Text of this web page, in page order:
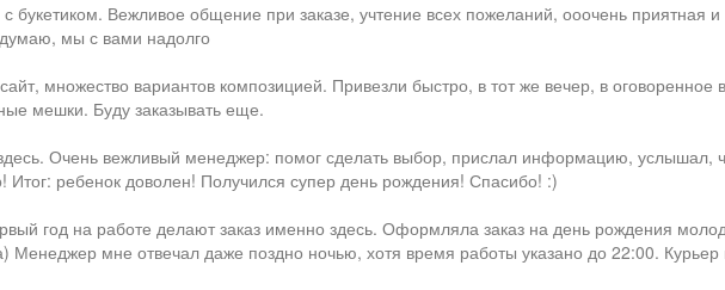
букетиком. Вежливое общение при заказе, учтение всех пожеланий, ооочень приятная
мы с вами надолго
множество вариантов композицией. Привезли быстро, в тот же вечер, в
мешки. Буду заказывать еще.
Очень вежливый менеджер: помог сделать выбор, прислал информацию, услышал,
ребенок доволен! Получился супер день рождения! Спасибо! :)
год на работе делают заказ именно здесь. Оформляла заказ на день рождения
мне отвечал даже поздно ночью, хотя время работы указано до 22:00.